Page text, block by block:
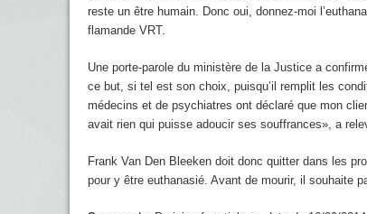
reste un être humain. Donc oui, donnez-moi
flamande VRT.
Une porte-parole du ministère de la Justice a
ce but, si tel est son choix, puisqu’il remplit les
médecins et de psychiatres ont déclaré que mon
avait rien qui puisse adoucir ses souffrances», a
Frank Van Den Bleeken doit donc quitter dans les
pour y être euthanasié. Avant de mourir, il souhaite